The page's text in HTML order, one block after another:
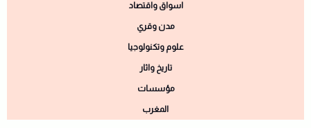
اسواق واقتصاد
مدن وقري
علوم وتكنولوجيا
تاريخ واثار
مؤسسات
المغرب